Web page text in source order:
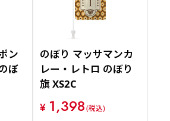
ン
ぼ
のぼり マッサマンカ
レー・レトロ のぼり
旗 XS2C
¥ 1,398(税込)